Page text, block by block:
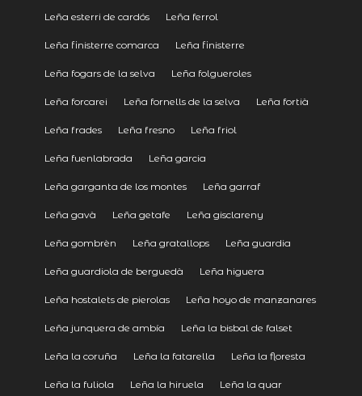
Leña esterri de cardós Leña ferrol
Leña finisterre comarca Leña finisterre
Leña fogars de la selva Leña folgueroles
Leña forcarei Leña fornells de la selva Leña fortià
Leña frades Leña fresno Leña friol
Leña fuenlabrada Leña garcia
Leña garganta de los montes Leña garraf
Leña gavà Leña getafe Leña gisclareny
Leña gombrèn Leña gratallops Leña guardia
Leña guardiola de berguedà Leña higuera
Leña hostalets de pierolas Leña hoyo de manzanares
Leña junquera de ambía Leña la bisbal de falset
Leña la coruña Leña la fatarella Leña la floresta
Leña la fuliola Leña la hiruela Leña la quar